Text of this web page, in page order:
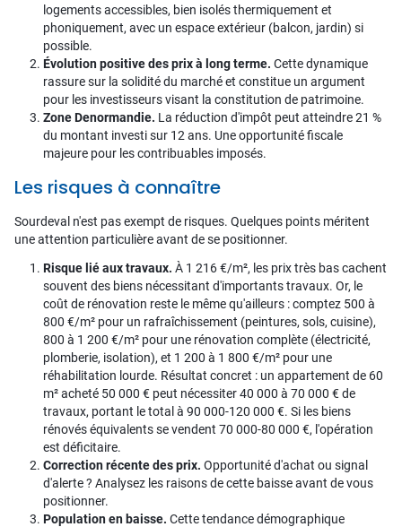
logements accessibles, bien isolés thermiquement et
phoniquement, avec un espace extérieur (balcon, jardin) si
possible.
Évolution positive des prix à long terme. Cette dynamique
rassure sur la solidité du marché et constitue un argument
pour les investisseurs visant la constitution de patrimoine.
Zone Denormandie. La réduction d'impôt peut atteindre 21 %
du montant investi sur 12 ans. Une opportunité fiscale
majeure pour les contribuables imposés.
Les risques à connaître
Sourdeval n'est pas exempt de risques. Quelques points méritent
une attention particulière avant de se positionner.
Risque lié aux travaux. À 1 216 €/m², les prix très bas cachent
souvent des biens nécessitant d'importants travaux. Or, le
coût de rénovation reste le même qu'ailleurs : comptez 500 à
800 €/m² pour un rafraîchissement (peintures, sols, cuisine),
800 à 1 200 €/m² pour une rénovation complète (électricité,
plomberie, isolation), et 1 200 à 1 800 €/m² pour une
réhabilitation lourde. Résultat concret : un appartement de 60
m² acheté 50 000 € peut nécessiter 40 000 à 70 000 € de
travaux, portant le total à 90 000-120 000 €. Si les biens
rénovés équivalents se vendent 70 000-80 000 €, l'opération
est déficitaire.
Correction récente des prix. Opportunité d'achat ou signal
d'alerte ? Analysez les raisons de cette baisse avant de vous
positionner.
Population en baisse. Cette tendance démographique